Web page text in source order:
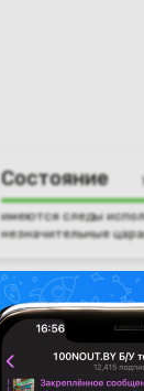
Состояние
имеются следы
незначительные